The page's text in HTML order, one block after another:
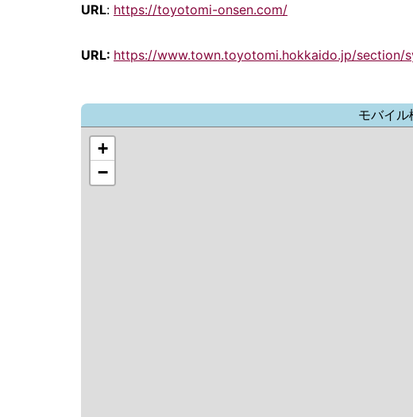
URL: https://toyotomi-onsen.com/
URL: https://www.town.toyotomi.hokkaido.jp/section/
モバイ
+
−